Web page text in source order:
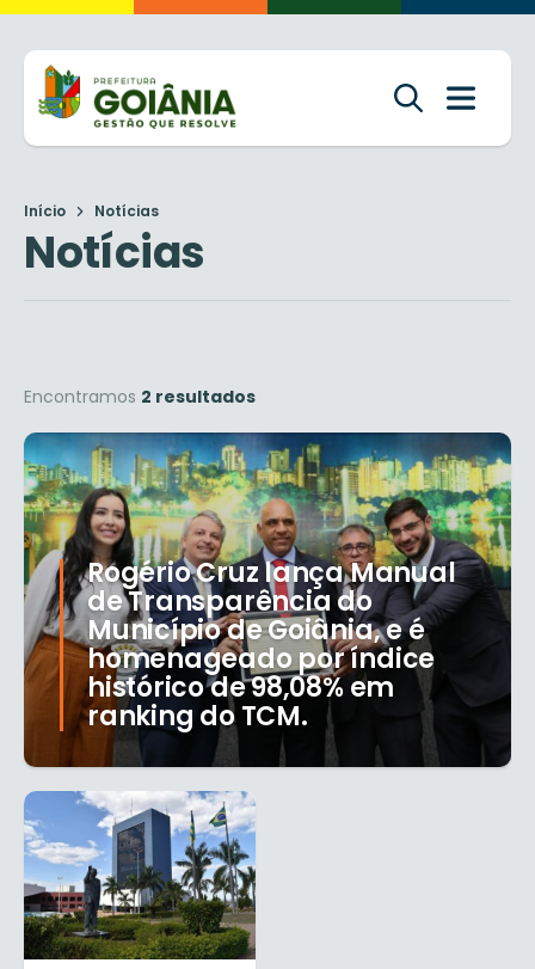
Início Notícias
Notícias
Encontramos 2 resultados
Rogério Cruz lança Manual
de Transparência do
Município de Goiânia, e é
homenageado por índice
histórico de 98,08% em
ranking do TCM.